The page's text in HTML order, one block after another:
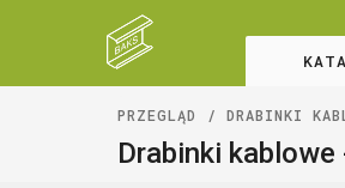
PRZEGLĄD DRABINKI
Drabinki kablowe